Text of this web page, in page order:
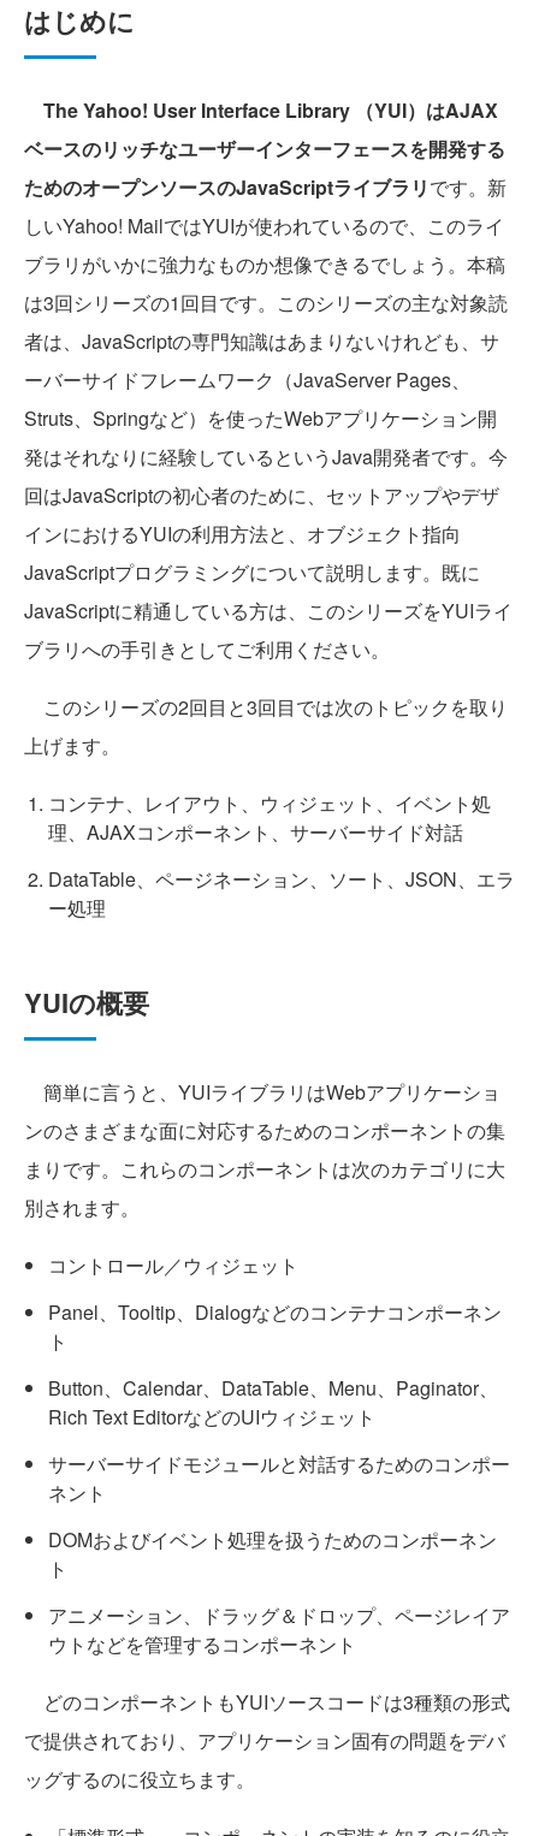
はじめに
The Yahoo! User Interface Library （YUI）はAJAX
ベースのリッチなユーザーインターフェースを開発する
ためのオープンソースのJavaScriptライブラリです。新
しいYahoo! MailではYUIが使われているので、このライ
ブラリがいかに強力なものか想像できるでしょう。本稿
は3回シリーズの1回目です。このシリーズの主な対象読
者は、JavaScriptの専門知識はあまりないけれども、サ
ーバーサイドフレームワーク（JavaServer Pages、
Struts、Springなど）を使ったWebアプリケーション開
発はそれなりに経験しているというJava開発者です。今
回はJavaScriptの初心者のために、セットアップやデザ
インにおけるYUIの利用方法と、オブジェクト指向
JavaScriptプログラミングについて説明します。既に
JavaScriptに精通している方は、このシリーズをYUIライ
ブラリへの手引きとしてご利用ください。
このシリーズの2回目と3回目では次のトピックを取り
上げます。
コンテナ、レイアウト、ウィジェット、イベント処
理、AJAXコンポーネント、サーバーサイド対話
DataTable、ページネーション、ソート、JSON、エラ
ー処理
YUIの概要
簡単に言うと、YUIライブラリはWebアプリケーショ
ンのさまざまな面に対応するためのコンポーネントの集
まりです。これらのコンポーネントは次のカテゴリに大
別されます。
コントロール／ウィジェット
Panel、Tooltip、Dialogなどのコンテナコンポーネン
ト
Button、Calendar、DataTable、Menu、Paginator、
Rich Text EditorなどのUIウィジェット
サーバーサイドモジュールと対話するためのコンポー
ネント
DOMおよびイベント処理を扱うためのコンポーネン
ト
アニメーション、ドラッグ＆ドロップ、ページレイア
ウトなどを管理するコンポーネント
どのコンポーネントもYUIソースコードは3種類の形式
で提供されており、アプリケーション固有の問題をデバ
ッグするのに役立ちます。